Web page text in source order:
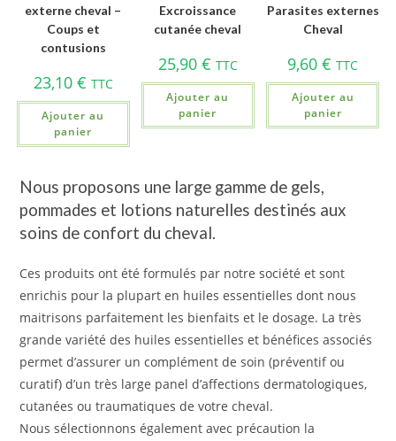
externe cheval –
Coups et
contusions
23,10 € TTC
Ajouter au
panier
Excroissance
cutanée cheval
25,90 € TTC
Ajouter au
panier
Parasites externes
Cheval
9,60€ TTC
Ajouter au
panier
Nous proposons une large gamme de gels,
pommades et lotions naturelles destinés aux
soins de confort du cheval.
Ces produits ont été formulés par notre société et sont
enrichis pour la plupart en huiles essentielles dont nous
maitrisons parfaitement les bienfaits et le dosage. La très
grande variété des huiles essentielles et bénéfices associés
permet d’assurer un complément de soin (préventif ou
curatif) d’un très large panel d’affections dermatologiques,
cutanées ou traumatiques de votre cheval.
Nous sélectionnons également avec précaution la